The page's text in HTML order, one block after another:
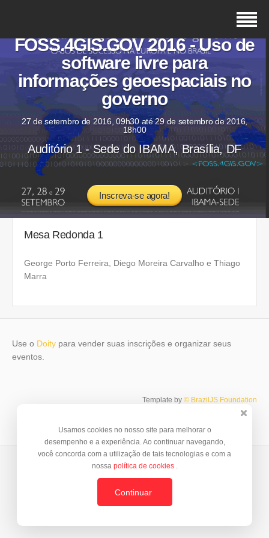
FOSS.4GIS.GOV 2016 - Uso de
software livre para
informações geoespaciais no
governo
27 de setembro de 2016, 09h30 até 29 de setembro de 2016,
18h00
Auditório 1 - Sede do IBAMA, Brasília, DF
Inscreva-se agora!
Mesa Redonda 1
George Porto Ferreira, Diego Moreira Carvalho e Thiago
Marra
Use o Doity para vender suas inscrições e organizar seus
eventos.
Template by © BrazilJS Foundation
Usamos cookies no nosso site para melhorar o
desempenho e a experiência. Ao continuar navegando,
você concorda com a utilização de tais tecnologias e com a
nossa política de cookies .
Continuar